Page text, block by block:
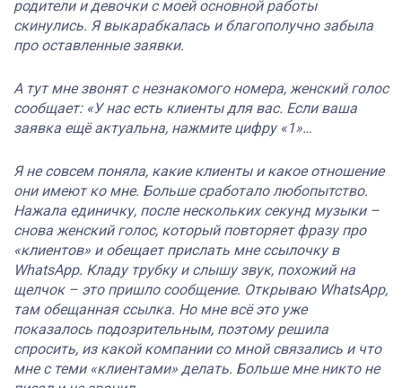
родители и девочки с моей основной работы
скинулись. Я выкарабкалась и благополучно забыла
про оставленные заявки.
А тут мне звонят с незнакомого номера, женский голос
сообщает: «У нас есть клиенты для вас. Если ваша
заявка ещё актуальна, нажмите цифру «1»…
Я не совсем поняла, какие клиенты и какое отношение
они имеют ко мне. Больше сработало любопытство.
Нажала единичку, после нескольких секунд музыки –
снова женский голос, который повторяет фразу про
«клиентов» и обещает прислать мне ссылочку в
WhatsApp. Кладу трубку и слышу звук, похожий на
щелчок – это пришло сообщение. Открываю WhatsApp,
там обещанная ссылка. Но мне всё это уже
показалось подозрительным, поэтому решила
спросить, из какой компании со мной связались и что
мне с теми «клиентами» делать. Больше мне никто не